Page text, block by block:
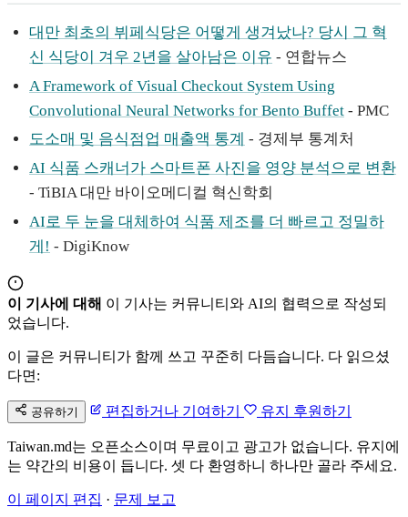
대만 최초의 뷔페식당은 어떻게 생겨났나? 당시 그 혁
신 식당이 겨우 2년을 살아남은 이유 - 연합뉴스
A Framework of Visual Checkout System Using
Convolutional Neural Networks for Bento Buffet - PMC
도소매 및 음식점업 매출액 통계 - 경제부 통계처
AI 식품 스캐너가 스마트폰 사진을 영양 분석으로 변환
- TiBIA 대만 바이오메디컬 혁신학회
AI로 두 눈을 대체하여 식품 제조를 더 빠르고 정밀하
게! - DigiKnow
이 기사에 대해 이 기사는 커뮤니티와 AI의 협력으로 작성되
었습니다.
이 글은 커뮤니티가 함께 쓰고 꾸준히 다듬습니다. 다 읽으셨
다면:
공유하기 편집하거나 기여하기 유지 후원하기
Taiwan.md는 오픈소스이며 무료이고 광고가 없습니다. 유지에
는 약간의 비용이 듭니다. 셋 다 환영하니 하나만 골라 주세요.
이 페이지 편집 · 문제 보고